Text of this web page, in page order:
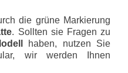
die grüne Markierung
. Sollten sie Fragen zu
haben, nutzen Sie
wir werden Ihnen